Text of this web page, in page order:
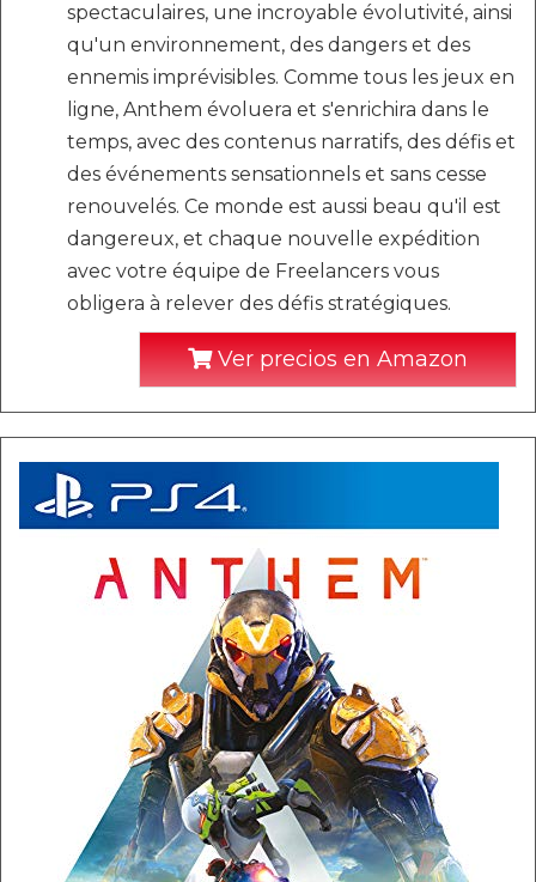
spectaculaires, une incroyable évolutivité, ainsi
qu'un environnement, des dangers et des
ennemis imprévisibles. Comme tous les jeux en
ligne, Anthem évoluera et s'enrichira dans le
temps, avec des contenus narratifs, des défis et
des événements sensationnels et sans cesse
renouvelés. Ce monde est aussi beau qu'il est
dangereux, et chaque nouvelle expédition
avec votre équipe de Freelancers vous
obligera à relever des défis stratégiques.
Ver precios en Amazon